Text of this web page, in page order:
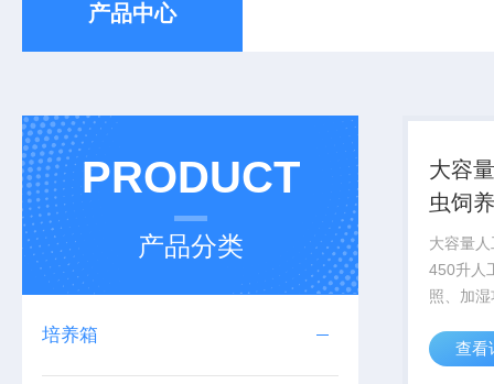
产品中心
PRODUCT
产品分类
培养箱
大容
虫饲
大容量
450升人
照、加
的人工
查看